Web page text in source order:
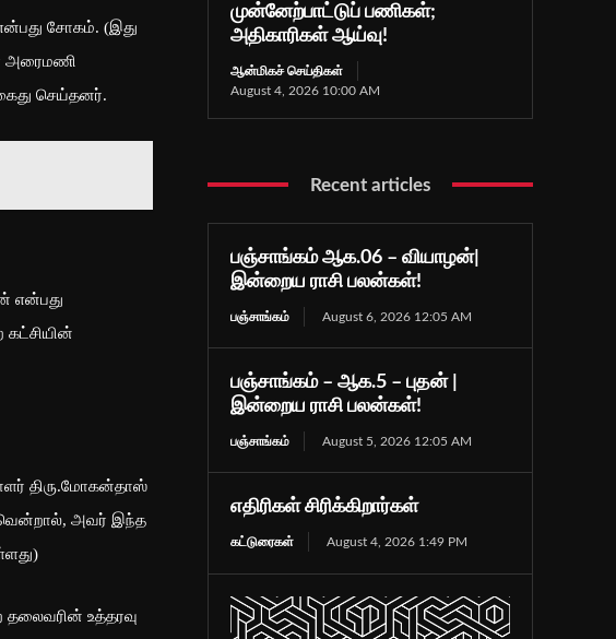
சோகம். (இது
அரைமணி
செய்தனர்.
என்பது
திரு.மோகன்தாஸ்
அவர் இந்த
உத்தரவு
முன்னேற்பாட்டுப் பணிகள்;
அதிகாரிகள் ஆய்வு!
ஆன்மிகச் செய்திகள்
August 4, 2026 10:00 AM
Recent articles
பஞ்சாங்கம் ஆக.06 – வியாழன்|
இன்றைய ராசி பலன்கள்!
பஞ்சாங்கம் August 6, 2026 12:05 AM
பஞ்சாங்கம் – ஆக.5 – புதன் |
இன்றைய ராசி பலன்கள்!
பஞ்சாங்கம் August 5, 2026 12:05 AM
எதிரிகள் சிரிக்கிறார்கள்
கட்டுரைகள் August 4, 2026 1:49 PM